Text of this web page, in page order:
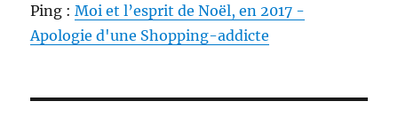
Ping :Moi et l’esprit de Noël, en 2017 -
Apologie d'une Shopping-addicte